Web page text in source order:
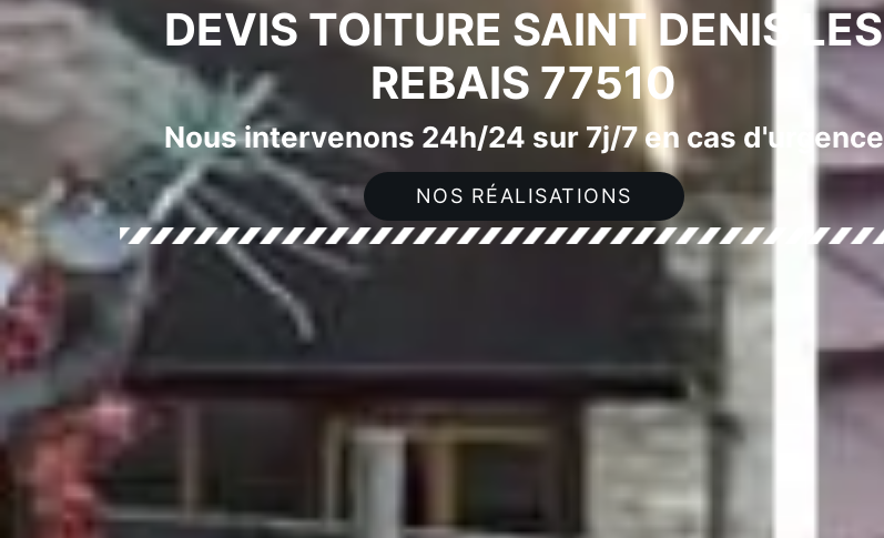
DEVIS TOITURE SAINT DENIS LES
REBAIS 77510
Nous intervenons 24h/24 sur 7j/7 en cas d'urgence
NOS RÉALISATIONS